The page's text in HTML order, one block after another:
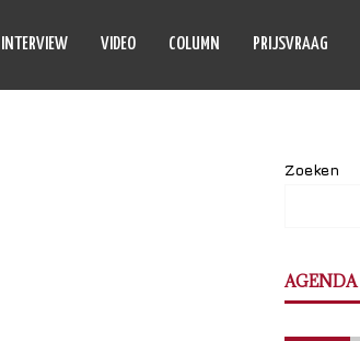
INTERVIEW VIDEO COLUMN PRIJSVRAAG
Zoeken
AGENDA